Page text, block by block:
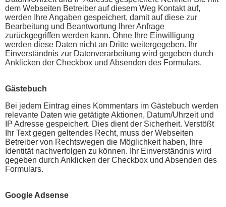
dem Webseiten Betreiber auf diesem Weg Kontakt auf,
werden Ihre Angaben gespeichert, damit auf diese zur
Bearbeitung und Beantwortung Ihrer Anfrage
zurückgegriffen werden kann. Ohne Ihre Einwilligung
werden diese Daten nicht an Dritte weitergegeben. Ihr
Einverständnis zur Datenverarbeitung wird gegeben durch
Anklicken der Checkbox und Absenden des Formulars.
Gästebuch
Bei jedem Eintrag eines Kommentars im Gästebuch werden
relevante Daten wie getätigte Aktionen, Datum/Uhrzeit und
IP Adresse gespeichert. Dies dient der Sicherheit. Verstößt
Ihr Text gegen geltendes Recht, muss der Webseiten
Betreiber von Rechtswegen die Möglichkeit haben, Ihre
Identität nachverfolgen zu können. Ihr Einverständnis wird
gegeben durch Anklicken der Checkbox und Absenden des
Formulars.
Google Adsense